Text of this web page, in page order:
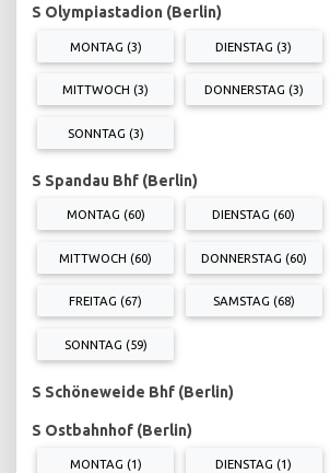
S Olympiastadion (Berlin)
MONTAG (3) DIENSTAG (3)
MITTWOCH (3) DONNERSTAG (3)
SONNTAG (3)
S Spandau Bhf (Berlin)
MONTAG (60) DIENSTAG (60)
MITTWOCH (60) DONNERSTAG (60)
FREITAG (67) SAMSTAG (68)
SONNTAG (59)
S Schöneweide Bhf (Berlin)
S Ostbahnhof (Berlin)
MONTAG (1) DIENSTAG (1)